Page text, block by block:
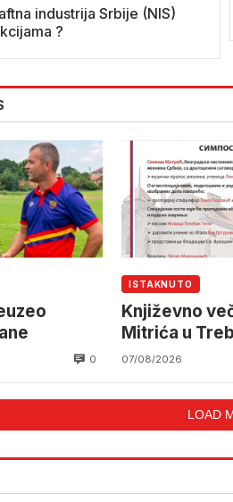
industrija Srbije (NIS)
?
0
ISTAKNUTO
Književno
Mitrića u
07/08/2026
LOAD